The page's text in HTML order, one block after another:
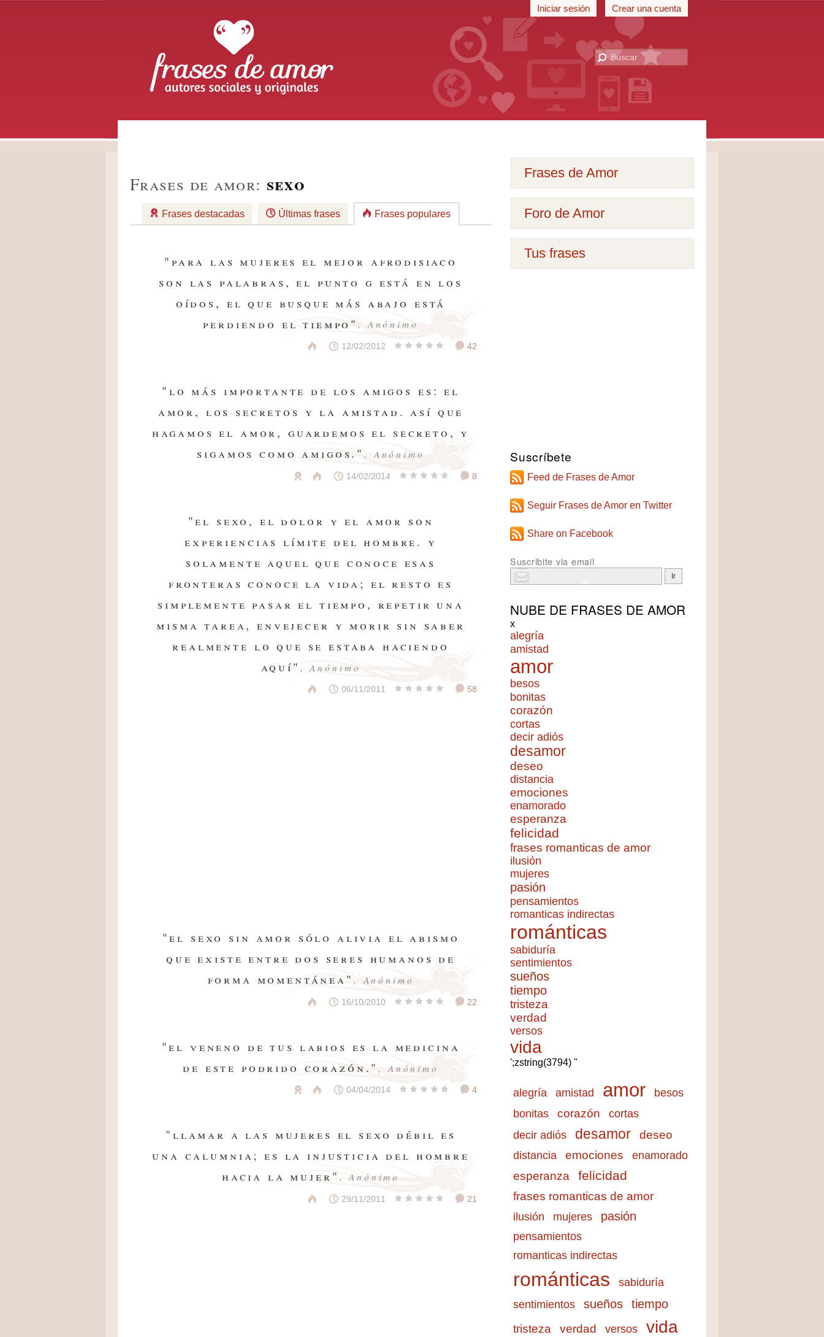
Autores sociales y originales
Iniciar sesión Crear una cuenta
Frases de Amor
Foro de Amor
Tus frases
Frases de amor: sexo
Frases destacadas Últimas frases Frases populares
"para las mujeres el mejor afrodisiaco
son las palabras, el punto g está en los
oídos, el que busque más abajo está
perdiendo el tiempo", Anónimo
12/02/2012 42
"lo más importante de los amigos es: el
amor, los secretos y la amistad. así que
hagamos el amor, guardemos el secreto, y
sigamos como amigos.", Anónimo
14/02/2014 8
"el sexo, el dolor y el amor son
experiencias límite del hombre. y
solamente aquel que conoce esas
fronteras conoce la vida; el resto es
simplemente pasar el tiempo, repetir una
misma tarea, envejecer y morir sin saber
realmente lo que se estaba haciendo
aquí" , Anónimo
06/11/2011 58
"el sexo sin amor sólo alivia el abismo
que existe entre dos seres humanos de
forma momentánea" , Anónimo
16/10/2010 22
"el veneno de tus labios es la medicina
de este podrido corazón.", Anónimo
04/04/2014 4
"llamar a las mujeres el sexo débil es
una calumnia; es la injusticia del hombre
hacia la mujer" , Anónimo
29/11/2011 21
Suscríbete
Feed de Frases de Amor
Seguir Frases de Amor en Twitter
Share on Facebook
Suscribite via email
NUBE DE FRASES DE AMOR
x
alegría
amistad
amor
besos
bonitas
corazón
cortas
decir adiós
desamor
deseo
distancia
emociones
enamorado
esperanza
felicidad
frases romanticas de amor
ilusión
mujeres
pasión
pensamientos
romanticas indirectas
románticas
sabiduría
sentimientos
sueños
tiempo
tristeza
verdad
versos
vida
';zstring(3794) "
alegría amistad amor besos
bonitas corazón cortas
decir adiós desamor deseo
distancia emociones enamorado
esperanza felicidad
frases romanticas de amor
ilusión mujeres pasión
pensamientos
romanticas indirectas
románticas
sabiduría
sentimientos
sueños tiempo
tristeza verdad versos vida